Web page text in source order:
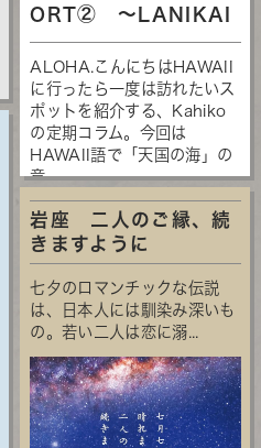
ORT② ～LANIKAI
...
ALOHA.こんにちはHAWAII
に行ったら一度は訪れたいス
ポットを紹介する、Kahiko
の定期コラム。​​​​​​​今回は
HAWAII語で「天国の海」の
意...
岩座 二人のご縁、続
きますように
七夕のロマンチックな伝説
は、日本人には馴染み深いも
の。若い二人は恋に溺...